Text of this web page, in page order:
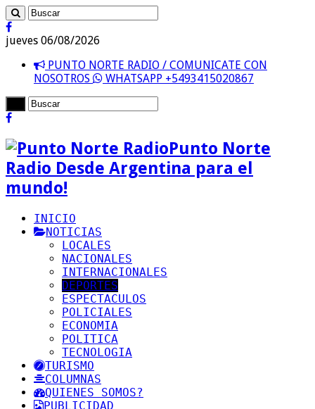
jueves 06/08/2026
PUNTO NORTE RADIO / COMUNICATE CON
NOSOTROS
WHATSAPP +5493415020867
Punto Norte
Radio Desde Argentina para el
mundo!
INICIO
NOTICIAS
LOCALES
NACIONALES
INTERNACIONALES
DEPORTES
ESPECTACULOS
POLICIALES
ECONOMIA
POLITICA
TECNOLOGIA
TURISMO
COLUMNAS
QUIENES SOMOS?
PUBLICIDAD